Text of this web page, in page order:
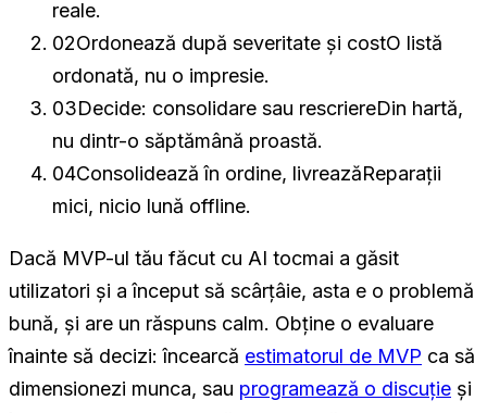
reale.
02Ordonează după severitate și costO listă
ordonată, nu o impresie.
03Decide: consolidare sau rescriereDin hartă,
nu dintr-o săptămână proastă.
04Consolidează în ordine, livreazăReparații
mici, nicio lună offline.
Dacă MVP-ul tău făcut cu AI tocmai a găsit
utilizatori și a început să scârțâie, asta e o problemă
bună, și are un răspuns calm. Obține o evaluare
înainte să decizi: încearcă estimatorul de MVP ca să
dimensionezi munca, sau programează o discuție și